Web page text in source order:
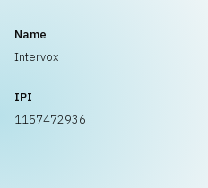
Name
Intervox
IPI
1157472936